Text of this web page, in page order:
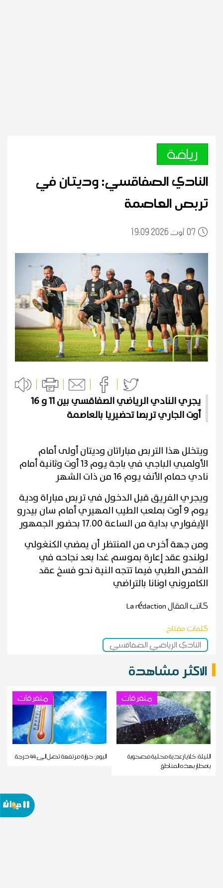
رياضة
النادي الصفاقسي: وديتان في
تربص العاصمة
0719:09 2026 أوت
يجري النادي الرياضي الصفاقسي بين 11 و 16
أوت الجاري تربصا تحضيريا بالعاصمة
ويتخلل هذا التربص مباراتان وديتان أولى أمام
الأولمبي الباجي في باجة يوم 13 أوت وثانية أمام
نادي حمام الأنف يوم 16 من ذات الشهر
ويجري الفريق قبل الدخول في تربص مباراة ودية
يوم 9 أوت بملعب الطيب المهيري أمام سان بيدرو
الإيفواري بداية من الساعة 17.00 بحضور الجمهور
ومن جهة أخرى من المنتظر أن يمضي الكنغولي
لولندو عقد إعارة بموسم غدا بعد نجاحه في
الفحص الطبي فيما تتجه النية نحو فسخ عقد
الكامروني اونانا بالتراضي
كاتب المقالLa rédaction
كلمات مفتاح
النادي الرياضي الصفاقسي
الاكثر مشاهدة
متفرقات
الليلة: خلايا رعدية محلية مصحوبة
بأمطار بهذه المناطق
متفرقات
اليوم: حرارة مرتفعة تصل إلى 44 درجة